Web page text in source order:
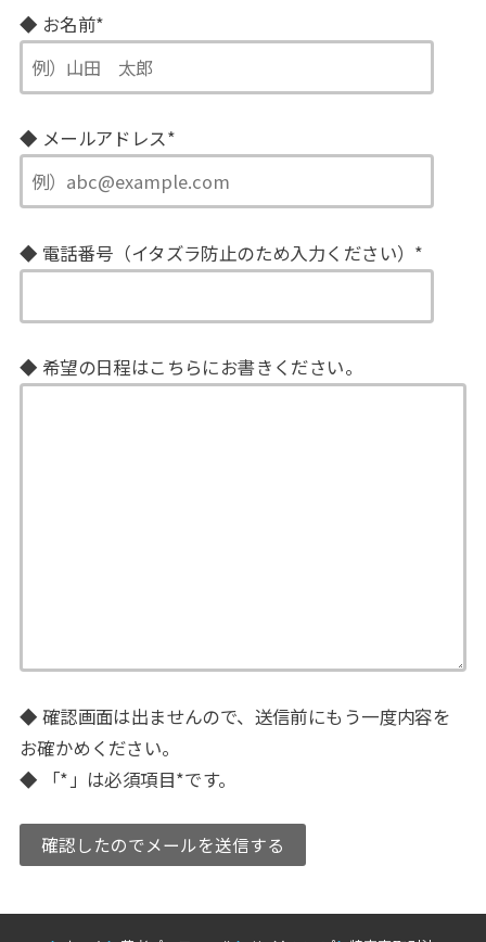
◆ お名前*
◆ メールアドレス*
◆ 電話番号（イタズラ防止のため入力ください） *
◆ 希望の日程はこちらにお書きください。
◆ 確認画面は出ませんので、送信前にもう一度内容を
お確かめください。
◆ 「*」は必須項目*です。